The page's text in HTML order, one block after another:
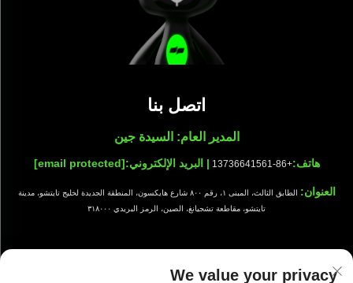
اتصل بنا
المدير العام: السيدة جين
هاتف:+86-13736641561 | البريد الإلكتروني:[email protected]
العنوان:
الطابق الثالث، المبنى ١، رقم ٨٠٠ شارع هايكسون، المنطقة الجديدة لخليج تايتشو، مدينة
تايتشو، مقاطعة تشجيانغ، الصين، الرمز البريدي ٣١٨٠٠٠
We value your privacy